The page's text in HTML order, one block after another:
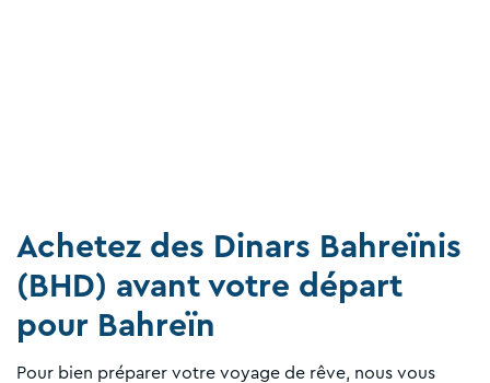
Achetez des Dinars Bahreïnis
(BHD) avant votre départ
pour Bahreïn
Pour bien préparer votre voyage de rêve, nous vous